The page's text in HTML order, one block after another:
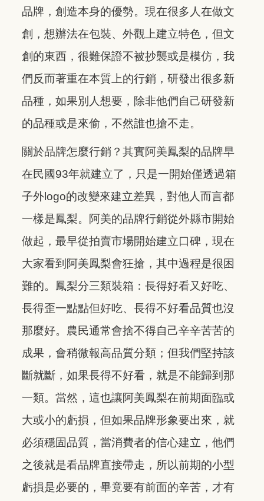
品牌，創造本身的優勢。現在很多人在做文
創，想辦法在包裝、外觀上建立特色，但文
創的東西，很難保證不被抄襲或是模仿，我
們反而著重在本質上的行銷，研發出很多新
品種，如果別人想要，除非他們自己研發新
的品種或是來偷，不然誰也搶不走。
關於品牌怎麼行銷？其實阿美鳳梨的品牌早
在民國93年就建立了，只是一開始僅透過箱
子外logo的改變來建立差異，對他人而言都
一樣是鳳梨。阿美的品牌行銷從外縣市開始
做起，最早從拍賣市場開始建立口碑，現在
大家看到阿美鳳梨會狂搶，其中過程是很困
難的。鳳梨分三類裝箱：長得好看又好吃、
長得歪一點點但好吃、長得不好看品質也沒
那麼好。農民通常會捨不得自己辛辛苦苦的
成果，會稍微報高品質分類；但我們堅持該
斷就斷，如果長得不好看，就是不能歸到那
一類。當然，這也讓阿美鳳梨在前期面臨或
大或小的虧損，但如果品牌形象要出來，就
必須穩固品質，當消費者的信心建立，他們
之後就是看品牌直接帶走，所以前期的小型
虧損是必要的，畢竟要有前面的辛苦，才有